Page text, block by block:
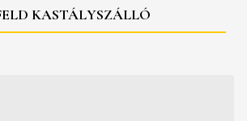
KASTÁLYSZÁLLÓ